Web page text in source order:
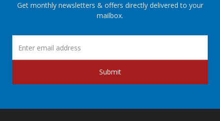
Get monthly newsletters & offers directly delivered to your
mailbox.
Submit